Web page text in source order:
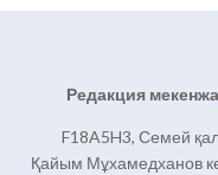
Редакция
F18A5H3, Семей
Қайым Мұхамедханов